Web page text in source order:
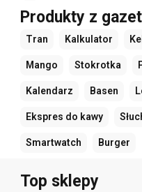
Produkty z
Tran Kalkulator
Mango Stokrotka
Kalendarz Basen
Ekspres do kawy
Smartwatch Burger
Top sklepy